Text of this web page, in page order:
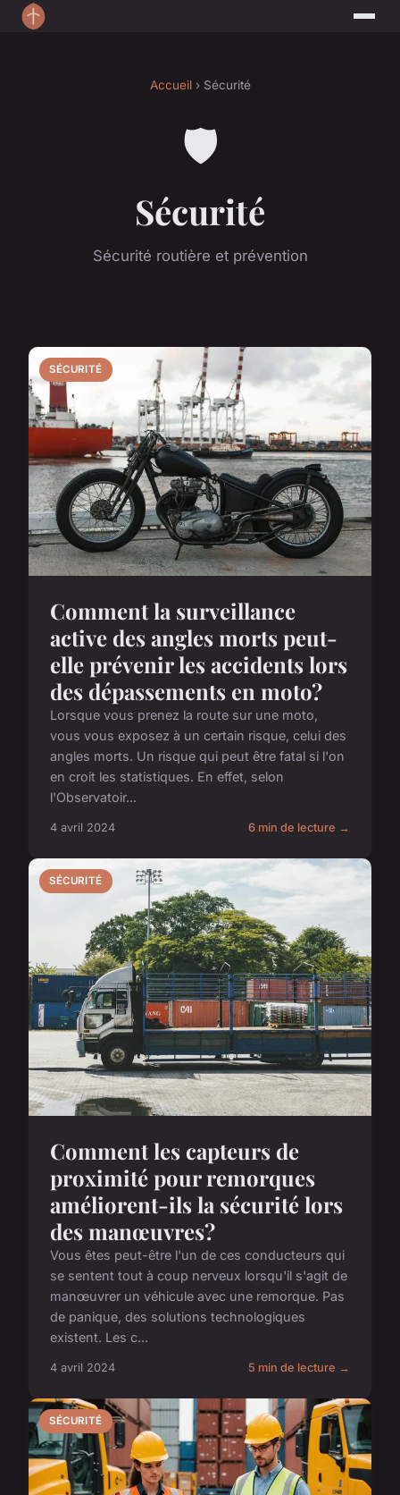
Accueil› Sécurité
🛡️
Sécurité
Sécurité routière et prévention
SÉCURITÉ
Comment la surveillance
active des angles morts peut-
elle prévenir les accidents lors
des dépassements en moto?
Lorsque vous prenez la route sur une moto,
vous vous exposez à un certain risque, celui des
angles morts. Un risque qui peut être fatal si l'on
en croit les statistiques. En effet, selon
l'Observatoir...
4 avril 2024 6 min de lecture →
SÉCURITÉ
Comment les capteurs de
proximité pour remorques
améliorent-ils la sécurité lors
des manœuvres?
Vous êtes peut-être l'un de ces conducteurs qui
se sentent tout à coup nerveux lorsqu'il s'agit de
manœuvrer un véhicule avec une remorque. Pas
de panique, des solutions technologiques
existent. Les c...
4 avril 2024 5 min de lecture →
SÉCURITÉ